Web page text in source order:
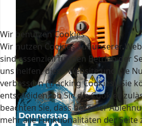
Wir benutzen Cookies
Wir nutzen Cookies auf unserer
sind essenziell für den Betrieb der
uns helfen, diese Website und die
verbessern (Tracking Cookies). Sie
entscheiden, ob Sie die Cookies
beachten Sie, dass bei einer
mehr alle Funktionalitäten der